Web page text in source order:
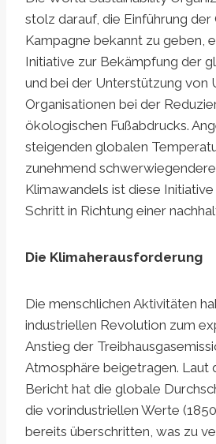
stolz darauf, die Einführung
Kampagne bekannt zu geben,
Initiative zur Bekämpfung der
und bei der Unterstützung von
Organisationen bei der
ökologischen Fußabdrucks.
steigenden globalen
zunehmend
Klimawandels ist diese
Schritt in Richtung einer
Die Klimaherausforderung
Die menschlichen Aktivitäten
industriellen Revolution zum
Anstieg der
Atmosphäre beigetragen. Laut
Bericht hat die globale
die vorindustriellen Werte
bereits überschritten, was zu